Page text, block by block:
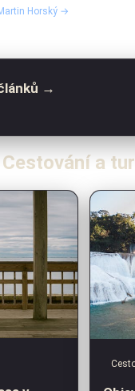
Horský →
→
a